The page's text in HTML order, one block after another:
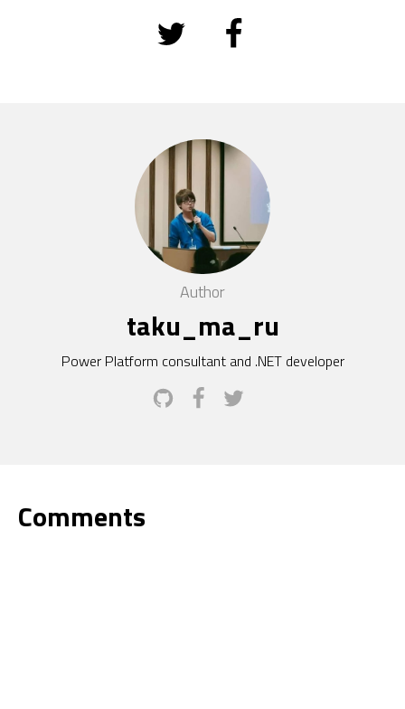
Author
taku_ma_ru
Power Platform consultant and .NET developer
Comments